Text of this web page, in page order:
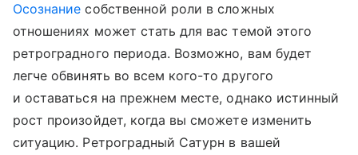
Осознание собственной роли в сложных
отношениях может стать для вас темой этого
ретроградного периода. Возможно, вам будет
легче обвинять во всем кого-то другого
и оставаться на прежнем месте, однако истинный
рост произойдет, когда вы сможете изменить
ситуацию. Ретроградный Сатурн в вашей